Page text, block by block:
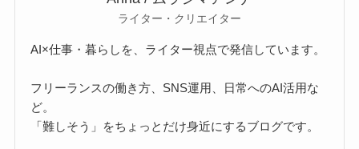
ライター・クリエイター
AI×仕事・暮らしを、ライター視点で発信しています。
フリーランスの働き方、SNS運用、日常へのAI活用な
ど。
「難しそう」をちょっとだけ身近にするブログです。